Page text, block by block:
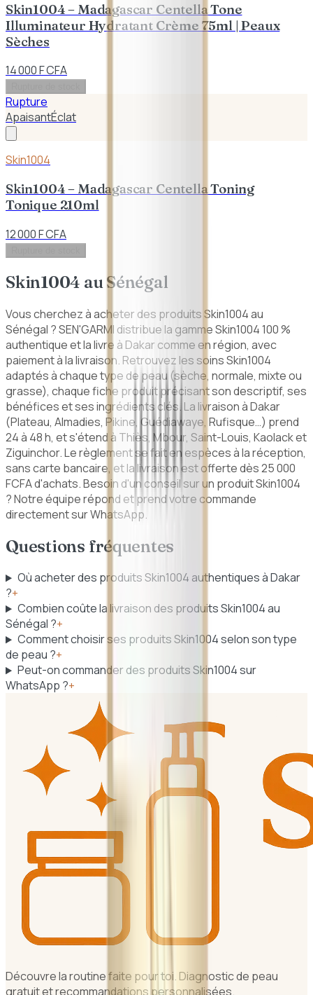
Skin1004 – Madagascar Centella Tone
Illuminateur Hydratant Crème 75ml | Peaux
Sèches
14 000 F CFA
Rupture
ApaisantÉclat
Skin1004
Skin1004 – Madagascar Centella Toning
Tonique 210ml
12 000 F CFA
Skin1004 au Sénégal
Vous cherchez à acheter des produits Skin1004 au
Sénégal ? SEN'GARMI distribue la gamme Skin1004 100 %
authentique et la livre à Dakar comme en région, avec
paiement à la livraison. Retrouvez les soins Skin1004
adaptés à chaque type de peau (sèche, normale, mixte ou
grasse), chaque fiche produit précisant son descriptif, ses
bénéfices et ses ingrédients clés. La livraison à Dakar
(Plateau, Almadies, Pikine, Guédiawaye, Rufisque…) prend
24 à 48 h, et s'étend à Thiès, Mbour, Saint-Louis, Kaolack et
Ziguinchor. Le règlement se fait en espèces à la réception,
sans carte bancaire, et la livraison est offerte dès 25 000
FCFA d'achats. Besoin d'un conseil sur un produit Skin1004
? Notre équipe répond et prend votre commande
directement sur WhatsApp.
Questions fréquentes
Où acheter des produits Skin1004 authentiques à Dakar
?+
Combien coûte la livraison des produits Skin1004 au
Sénégal ?+
Comment choisir ses produits Skin1004 selon son type
de peau ?+
Peut-on commander des produits Skin1004 sur
WhatsApp ?+
Découvre la routine faite pour toi. Diagnostic de peau
gratuit et recommandations personnalisées.